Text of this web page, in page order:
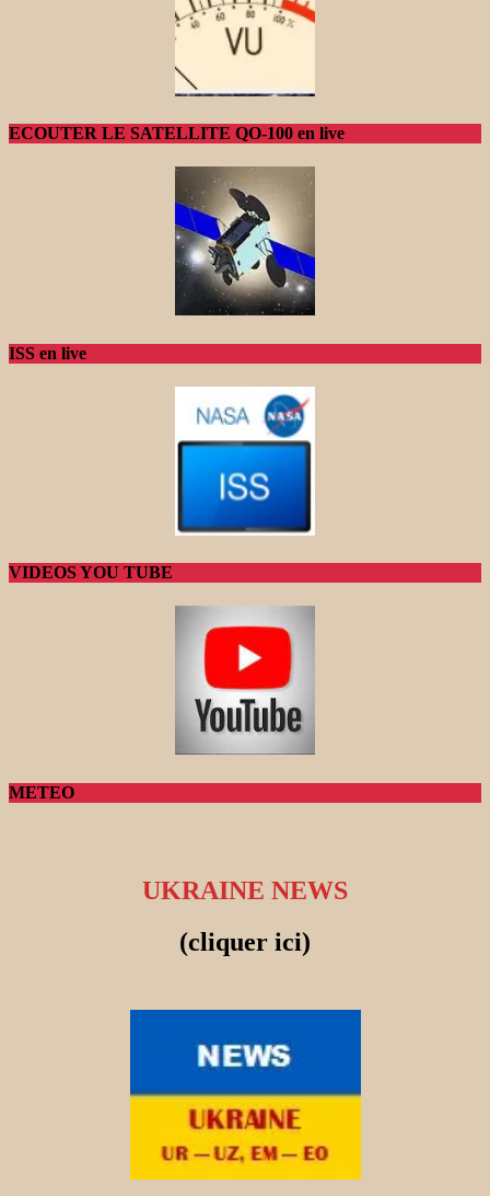
ECOUTER LE SATELLITE QO-100 en live
ISS en live
VIDEOS YOU TUBE
METEO
UKRAINE NEWS
(cliquer ici)